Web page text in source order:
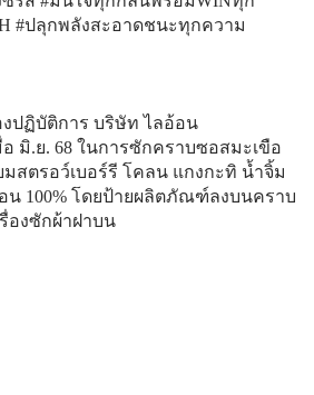
#ปลุกพลังสะอาดชนะทุกความ
ปฏิบัติการ บริษัท ไลอ้อน
อ มิ.ย. 68 ในการซักคราบซอสมะเขือ
สตรอว์เบอร์รี โคลน แกงกะทิ น้ำจิ้ม
น 100% โดยป้ายผลิตภัณฑ์ลงบนคราบ
องซักผ้าฝาบน​